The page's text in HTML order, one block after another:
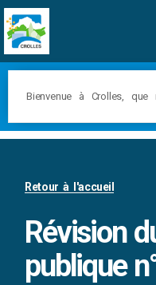
Retour à l'accueil
Révision
publique
Panneau de gestion